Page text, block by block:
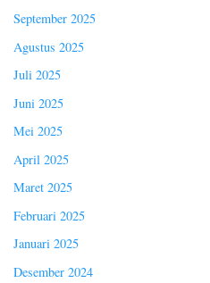
September 2025
Agustus 2025
Juli 2025
Juni 2025
Mei 2025
April 2025
Maret 2025
Februari 2025
Januari 2025
Desember 2024